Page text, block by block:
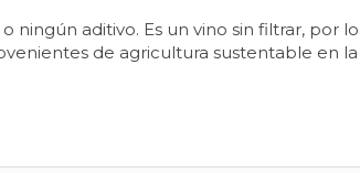
aditivo. Es un vino sin filtrar, por
de agricultura sustentable en